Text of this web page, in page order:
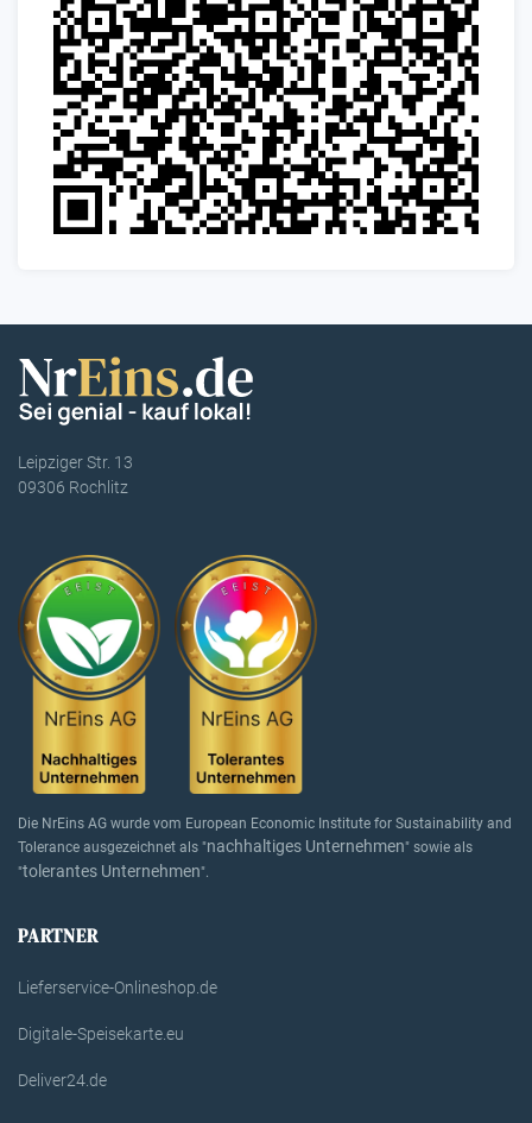
Leipziger Str. 13
09306 Rochlitz
Die NrEins AG wurde vom European Economic Institute for Sustainability and
Tolerance ausgezeichnet als "nachhaltiges Unternehmen" sowie als
"tolerantes Unternehmen".
PARTNER
Lieferservice-Onlineshop.de
Digitale-Speisekarte.eu
Deliver24.de